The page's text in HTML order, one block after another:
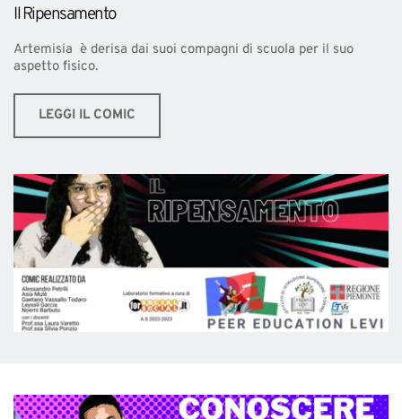
Il Ripensamento
Artemisia  è derisa dai suoi compagni di scuola per il suo
aspetto fisico.
LEGGI IL COMIC